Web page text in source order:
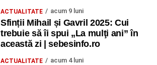
ACTUALITATE acum 9 luni
Sfinții Mihail și Gavril 2025: Cui
trebuie să îi spui „La mulţi ani” în
această zi | sebesinfo.ro
ACTUALITATE acum 4 luni